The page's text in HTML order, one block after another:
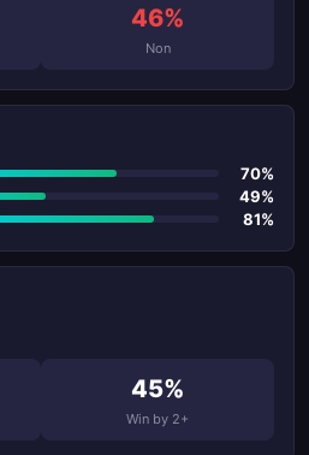
46%
Non
70%
49%
81%
45%
Win by 2+